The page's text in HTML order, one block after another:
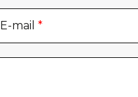
E-mail